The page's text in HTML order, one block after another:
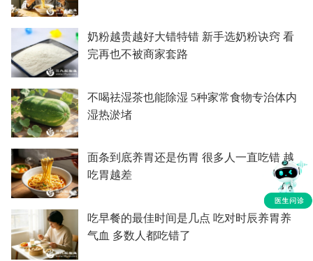
奶粉越贵越好大错特错 新手选奶粉诀窍 看
完再也不被商家套路
不喝祛湿茶也能除湿 5种家常食物专治体内
湿热淤堵
面条到底养胃还是伤胃 很多人一直吃错 越
吃胃越差
吃早餐的最佳时间是几点 吃对时辰养胃养
气血 多数人都吃错了